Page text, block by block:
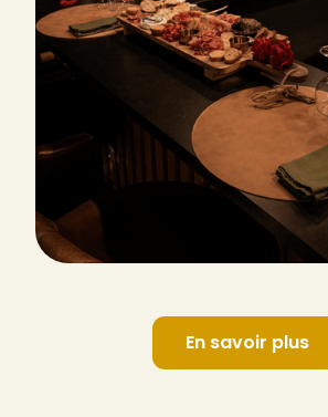
En savoir plus